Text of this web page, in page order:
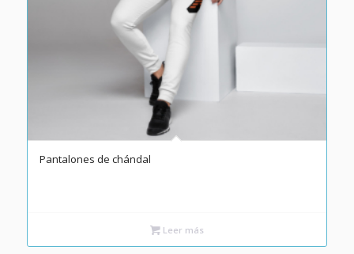
Pantalones de chándal
Leer más